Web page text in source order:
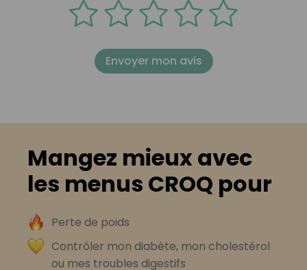
Envoyer mon avis
Mangez mieux avec
les menus CROQ pour
Perte de poids
Contrôler mon diabète, mon cholestérol
ou mes troubles digestifs